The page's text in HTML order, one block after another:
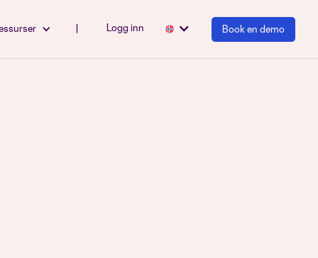
Logg inn Book en demo